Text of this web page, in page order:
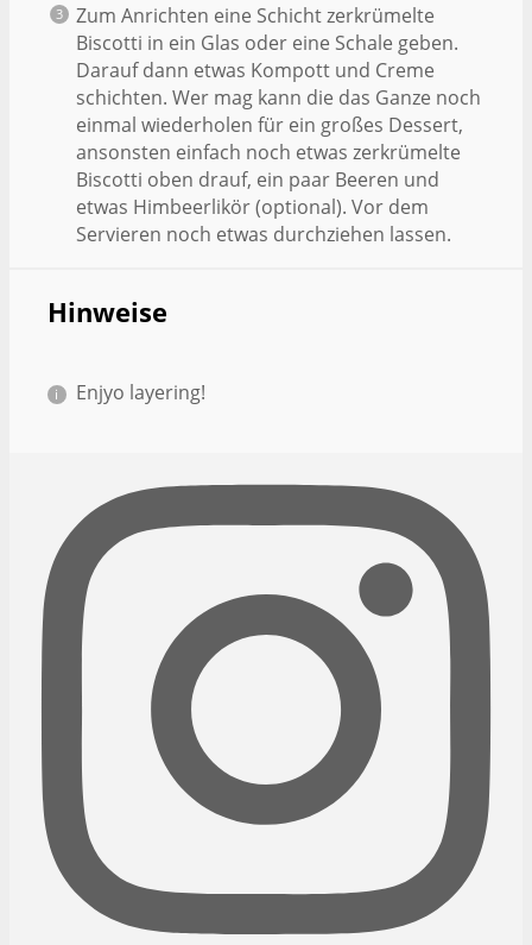
Zum Anrichten eine Schicht zerkrümelte
Biscotti in ein Glas oder eine Schale geben.
Darauf dann etwas Kompott und Creme
schichten. Wer mag kann die das Ganze noch
einmal wiederholen für ein großes Dessert,
ansonsten einfach noch etwas zerkrümelte
Biscotti oben drauf, ein paar Beeren und
etwas Himbeerlikör (optional). Vor dem
Servieren noch etwas durchziehen lassen.
Hinweise
Enjyo layering!